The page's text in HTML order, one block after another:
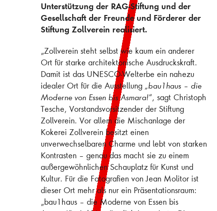
Unterstützung der RAG-Stiftung und der
Gesellschaft der Freunde und Förderer der
Stiftung Zollverein realisiert.
„Zollverein steht selbst wie kaum ein anderer
Ort für starke architektonische Ausdruckskraft.
Damit ist das UNESCO-Welterbe ein nahezu
idealer Ort für die Ausstellung „bau1haus – die
Moderne von Essen bis Asmara!“, sagt Christoph
Tesche, Vorstandsvorsitzender der Stiftung
Zollverein. Vor allem die Mischanlage der
Kokerei Zollverein besitzt einen
unverwechselbaren Charme und lebt von starken
Kontrasten – genau das macht sie zu einem
außergewöhnlichen Schauplatz für Kunst und
Kultur. Für die Fotografien von Jean Molitor ist
dieser Ort mehr als nur ein Präsentationsraum:
„bau1haus – die Moderne von Essen bis